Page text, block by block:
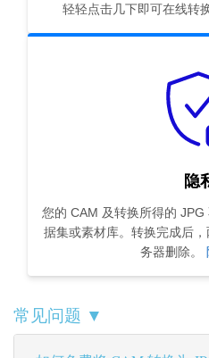
轻轻点击几下即可在线转
隐
您的 CAM 及转换所得的
据集或素材库。转换完成后
务器删除。
常见问题 ▼